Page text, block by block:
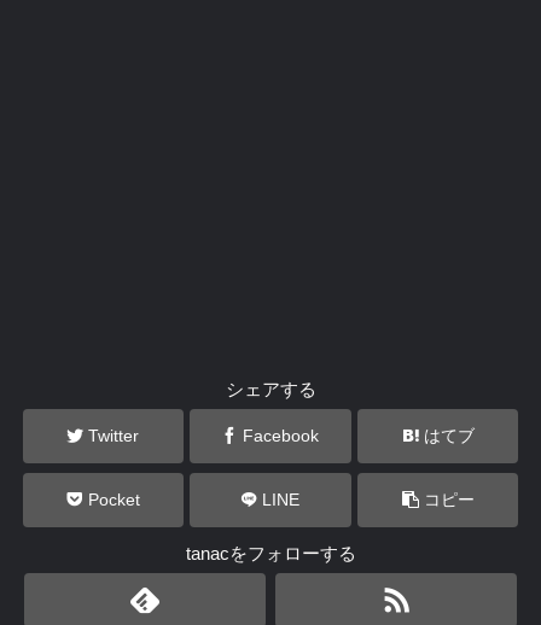
シェアする
Twitter Facebook はてブ
Pocket LINE コピー
tanacをフォローする